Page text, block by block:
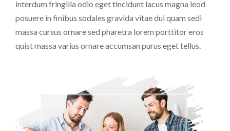
interdum fringilla odio eget tincidunt lacus magna leod
posuere in finibus sodales gravida vitae dui quam sedi
massa cursus ornare sed pharetra lorem porttitor eros
quist massa varius ornare accumsan purus eget tellus.